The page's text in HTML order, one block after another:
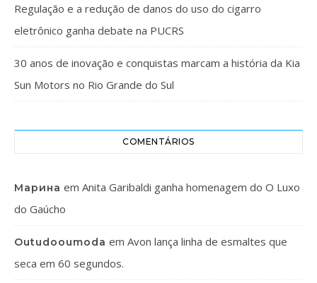
Regulação e a redução de danos do uso do cigarro
eletrônico ganha debate na PUCRS
30 anos de inovação e conquistas marcam a história da Kia
Sun Motors no Rio Grande do Sul
COMENTÁRIOS
Марина em Anita Garibaldi ganha homenagem do O Luxo
do Gaúcho
Outudooumoda em Avon lança linha de esmaltes que
seca em 60 segundos.